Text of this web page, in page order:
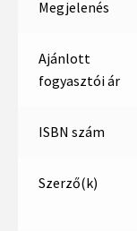
Megjelenés
Ajánlott
fogyasztói ár
ISBN szám
Szerző(k)